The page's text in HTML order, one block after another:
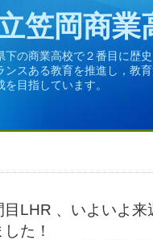
笠岡商業
下の商業高校で２番目に歴
ンスある教育を推進し，教
を目指しています。
目LHR 、いよいよ
た！